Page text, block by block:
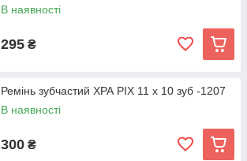
В наявності
295 ₴
Ремінь зубчастий ХРА PIX 11 х 10 зуб -1207
В наявності
300 ₴